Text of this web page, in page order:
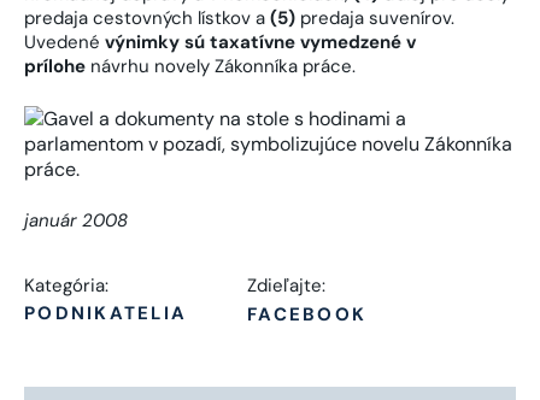
predaja cestovných lístkov a (5) predaja suvenírov.
Uvedené výnimky sú taxatívne vymedzené v
prílohe návrhu novely Zákonníka práce.
január 2008
Kategória:
PODNIKATELIA
Zdieľajte:
FACEBOOK